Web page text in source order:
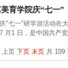
育学院庆“七一”
庆"七一"研学游活动
月1 日，是中国共产
上页 下页 末页 共 109